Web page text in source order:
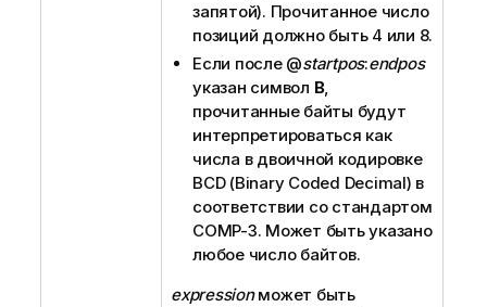
запятой). Прочитанное число
позиций должно быть 4 или 8.
Если после @startpos:endpos
указан символ B,
прочитанные байты будут
интерпретироваться как
числа в двоичной кодировке
BCD (Binary Coded Decimal) в
соответствии со стандартом
COMP-3. Может быть указано
любое число байтов.
expressionможет быть